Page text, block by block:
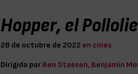
Hopper, el
28 de octubre de 2022 en cines
Dirigida por Ben Stassen, Benjamin